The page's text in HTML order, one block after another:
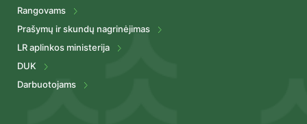
Rangovams
Prašymų ir skundų nagrinėjimas
LR aplinkos ministerija
DUK
Darbuotojams